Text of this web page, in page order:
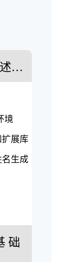
述…
境
扩展库
生成
础